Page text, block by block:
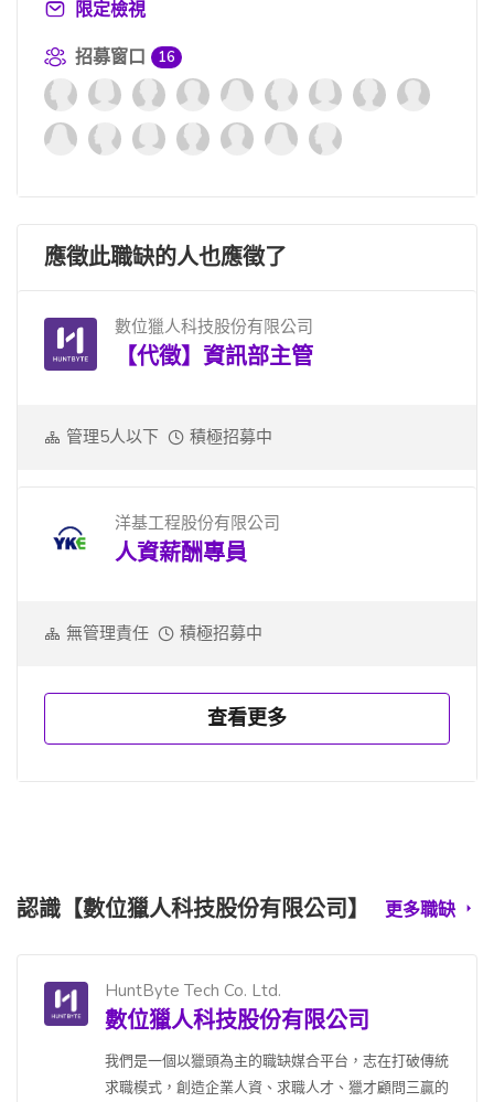
限定檢視
招募窗口
16
應徵此職缺的人也應徵了
數位獵人科技股份有限公司
【代徵】資訊部主管
管理5人以下 積極招募中
洋基工程股份有限公司
人資薪酬專員
無管理責任 積極招募中
查看更多
認識【數位獵人科技股份有限公司】 更多職缺
HuntByte Tech Co. Ltd.
數位獵人科技股份有限公司
我們是一個以獵頭為主的職缺媒合平台，志在打破傳統
求職模式，創造企業人資、求職人才、獵才顧問三贏的